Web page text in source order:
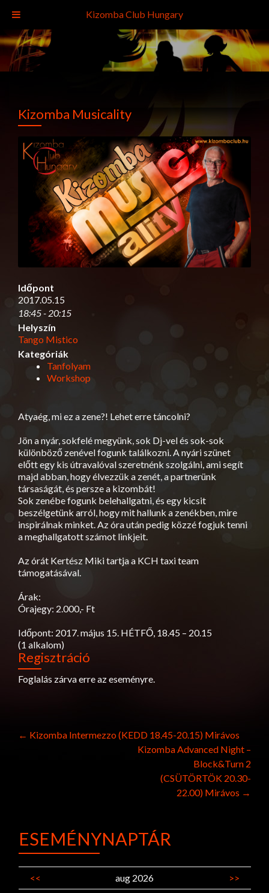
Kizomba Musicality
Időpont
2017.05.15
18:45 - 20:15
Helyszín
Tango Mistico
Kategóriák
Tanfolyam
Workshop
Atyaég, mi ez a zene?! Lehet erre táncolni?
Jön a nyár, sokfelé megyünk, sok Dj-vel és sok-sok
különböző zenével fogunk találkozni. A nyári szünet
előtt egy kis útravalóval szeretnénk szolgálni, ami segít
majd abban, hogy élvezzük a zenét, a partnerünk
társaságát, és persze a kizombát!
Sok zenébe fogunk belehallgatni, és egy kicsit
beszélgetünk arról, hogy mit hallunk a zenékben, mire
inspirálnak minket. Az óra után pedig közzé fogjuk tenni
a meghallgatott számot linkjeit.
Az órát Kertész Miki tartja a KCH taxi team
támogatásával.
Árak:
Órajegy: 2.000,- Ft
Időpont: 2017. május 15. HÉTFŐ, 18.45 – 20.15
(1 alkalom)
Regisztráció
Foglalás zárva erre az eseményre.
Post
← Kizomba Intermezzo (KEDD 18.45-20.15) Mirávos
Kizomba Advanced Night –
Block&Turn 2
(CSÜTÖRTÖK 20.30-
22.00) Mirávos →
ESEMÉNYNAPTÁR
<< aug 2026
>>
Kizomba Club Hungary